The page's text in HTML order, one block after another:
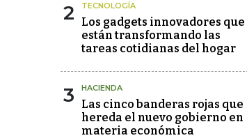
2 TECNOLOGÍA
Los gadgets innovadores que
están transformando las
tareas cotidianas del hogar
3 HACIENDA
Las cinco banderas rojas que
hereda el nuevo gobierno en
materia económica